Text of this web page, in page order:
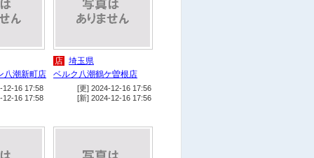
ファミリーマート八潮新町店
ファミリーマート八潮鶴ヶ曽
ふれあい薬局
宿東横INNつくばエクスプレス
八潮駅北口
桑袋記念公園
八潮新町店
12-16 17:58
12-16 17:58
店 埼玉県
ベルク八潮鶴ケ曽根店
[更] 2024-12-16 17:56
[新] 2024-12-16 17:56